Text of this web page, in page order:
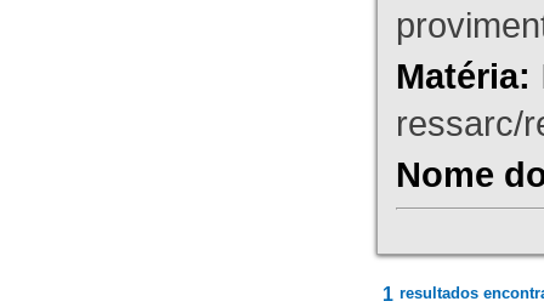
Matéria:
ressarc/
Nome
1 resultados